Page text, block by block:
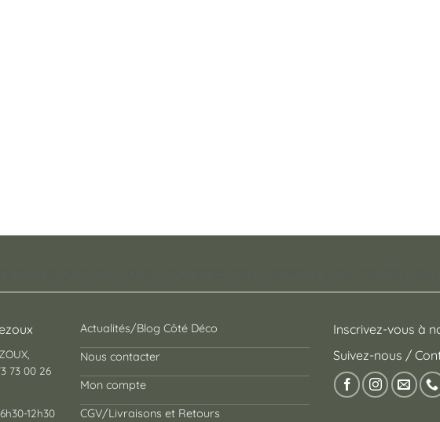
73 00 26
12h30
Actualités/Blog Côté Déco
Nous contacter
Mon compte
CGV/Livraisons et Retours
Inscrivez-vous à
Suivez-nous /